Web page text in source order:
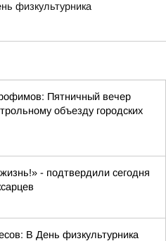
физкультурника
Пятничный вечер
объезду городских
- подтвердили сегодня
В День физкультурника